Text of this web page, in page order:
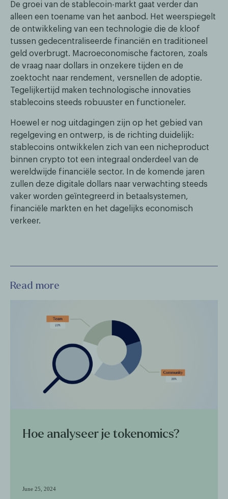
De groei van de stablecoin-markt gaat verder dan
alleen een toename van het aanbod. Het weerspiegelt
de ontwikkeling van een technologie die de kloof
tussen gedecentraliseerde financiën en traditioneel
geld overbrugt. Macroeconomische factoren, zoals
de vraag naar dollars in onzekere tijden en de
zoektocht naar rendement, versnellen de adoptie.
Tegelijkertijd maken technologische innovaties
stablecoins steeds robuuster en functioneler.
Hoewel er nog uitdagingen zijn op het gebied van
regelgeving en ontwerp, is de richting duidelijk:
stablecoins ontwikkelen zich van een nicheproduct
binnen crypto tot een integraal onderdeel van de
wereldwijde financiële sector. In de komende jaren
zullen deze digitale dollars naar verwachting steeds
vaker worden geïntegreerd in betaalsystemen,
financiële markten en het dagelijks economisch
verkeer.
Read more
Hoe analyseer je tokenomics?
June 25, 2024